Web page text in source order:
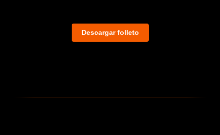
Descargar folleto